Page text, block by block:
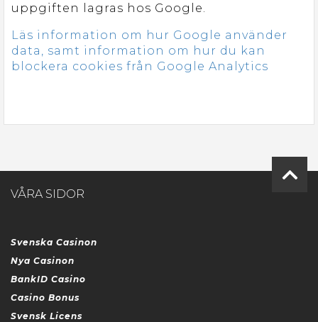
uppgiften lagras hos Google.
Läs information om hur Google använder
data, samt information om hur du kan
blockera cookies från Google Analytics
VÅRA SIDOR
Svenska Casinon
Nya Casinon
BankID Casino
Casino Bonus
Svensk Licens